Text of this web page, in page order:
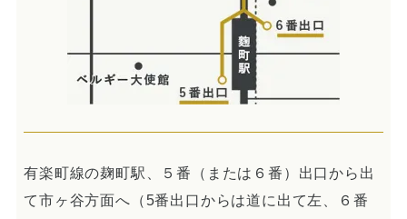
顎関節治療
歯科用CT撮影
歯列矯正
有楽町線の麹町駅、５番（または６番）出口から出
て市ヶ谷方面へ（5番出口からは道に出て左、６番